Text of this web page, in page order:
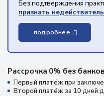
Без подтверждения
признать
подробнее
Рассрочка 0% без банков
Первый платёж при
Второй платёж за 10 дней